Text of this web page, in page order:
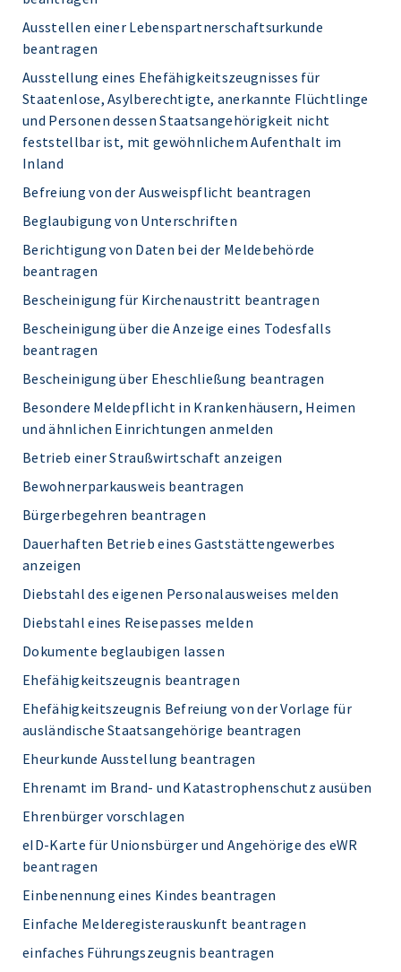
Ausstellen einer Lebenspartnerschaftsurkunde
beantragen
Ausstellung eines Ehefähigkeitszeugnisses für
Staatenlose, Asylberechtigte, anerkannte Flüchtlinge
und Personen dessen Staatsangehörigkeit nicht
feststellbar ist, mit gewöhnlichem Aufenthalt im
Inland
Befreiung von der Ausweispflicht beantragen
Beglaubigung von Unterschriften
Berichtigung von Daten bei der Meldebehörde
beantragen
Bescheinigung für Kirchenaustritt beantragen
Bescheinigung über die Anzeige eines Todesfalls
beantragen
Bescheinigung über Eheschließung beantragen
Besondere Meldepflicht in Krankenhäusern, Heimen
und ähnlichen Einrichtungen anmelden
Betrieb einer Straußwirtschaft anzeigen
Bewohnerparkausweis beantragen
Bürgerbegehren beantragen
Dauerhaften Betrieb eines Gaststättengewerbes
anzeigen
Diebstahl des eigenen Personalausweises melden
Diebstahl eines Reisepasses melden
Dokumente beglaubigen lassen
Ehefähigkeitszeugnis beantragen
Ehefähigkeitszeugnis Befreiung von der Vorlage für
ausländische Staatsangehörige beantragen
Eheurkunde Ausstellung beantragen
Ehrenamt im Brand- und Katastrophenschutz ausüben
Ehrenbürger vorschlagen
eID-Karte für Unionsbürger und Angehörige des eWR
beantragen
Einbenennung eines Kindes beantragen
Einfache Melderegisterauskunft beantragen
einfaches Führungszeugnis beantragen